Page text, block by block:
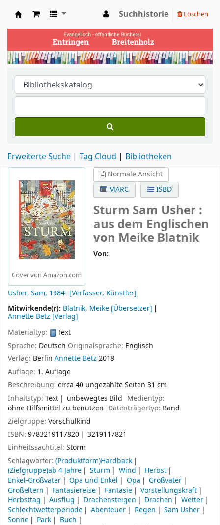
Ev. Bücherei Entringen
Suchhistorie Löschen
Erweiterte Suche Tag Cloud Bibliotheken
Cover von Amazon.com
Normale Ansicht
MARC
ISBD
Sturm Sam Usher :
aus dem Englischen
von Meike Blatnik
Von:
Usher, Sam, 1984- [Verfasser, Künstler]
Mitwirkende(r): Blatnik, Meike [Übersetzer]
Annette Betz [Verlag]
Materialtyp:
Text
Sprache: Deutsch Originalsprache: Englisch
Verlag: Berlin Annette Betz 2018
Auflage: 1. Auflage
Beschreibung: circa 40 ungezählte Seiten 31 cm
Inhaltstyp: Text unbewegtes Bild Medientyp:
ohne Hilfsmittel zu benutzen Datenträgertyp: Band
Zielgruppe: Vorschulkind
ISBN: 9783219117820
3219117821
Einheitssachtitel: Storm
Schlagwörter: (Produktform)Hardback
(Zielgruppe)ab 4 Jahre
Sturm Wind
Herbst
Enkel-Großvater
Opa und Enkel Opa
Großvater
Großeltern
Fantasiereise Fantasie
Vorstellungskraft
Herbsttag
Ausflug Drachensteigen Drachen
Wetter
Schlechtwetterperiode
Abenteuer Regen
Sam Usher
Sonne
Park
Buch